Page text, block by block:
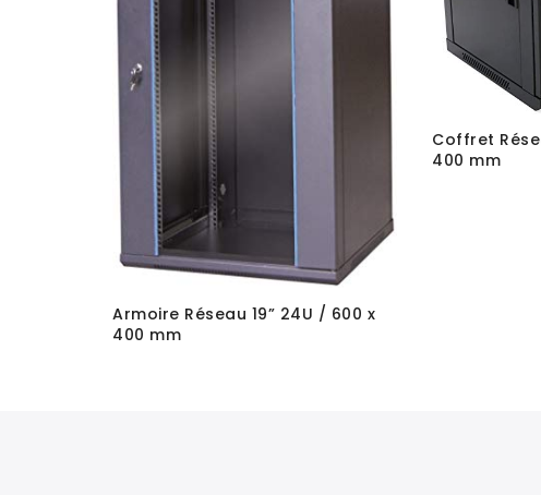
Armoire Réseau 19” 24U / 600 x
400 mm
Coffret
400 mm